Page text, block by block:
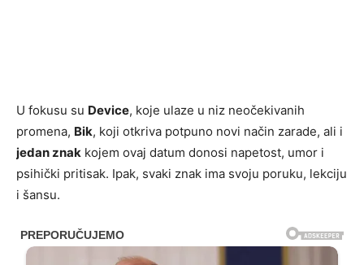
U fokusu su Device, koje ulaze u niz neočekivanih
promena, Bik, koji otkriva potpuno novi način zarade, ali i
jedan znak kojem ovaj datum donosi napetost, umor i
psihički pritisak. Ipak, svaki znak ima svoju poruku, lekciju
i šansu.